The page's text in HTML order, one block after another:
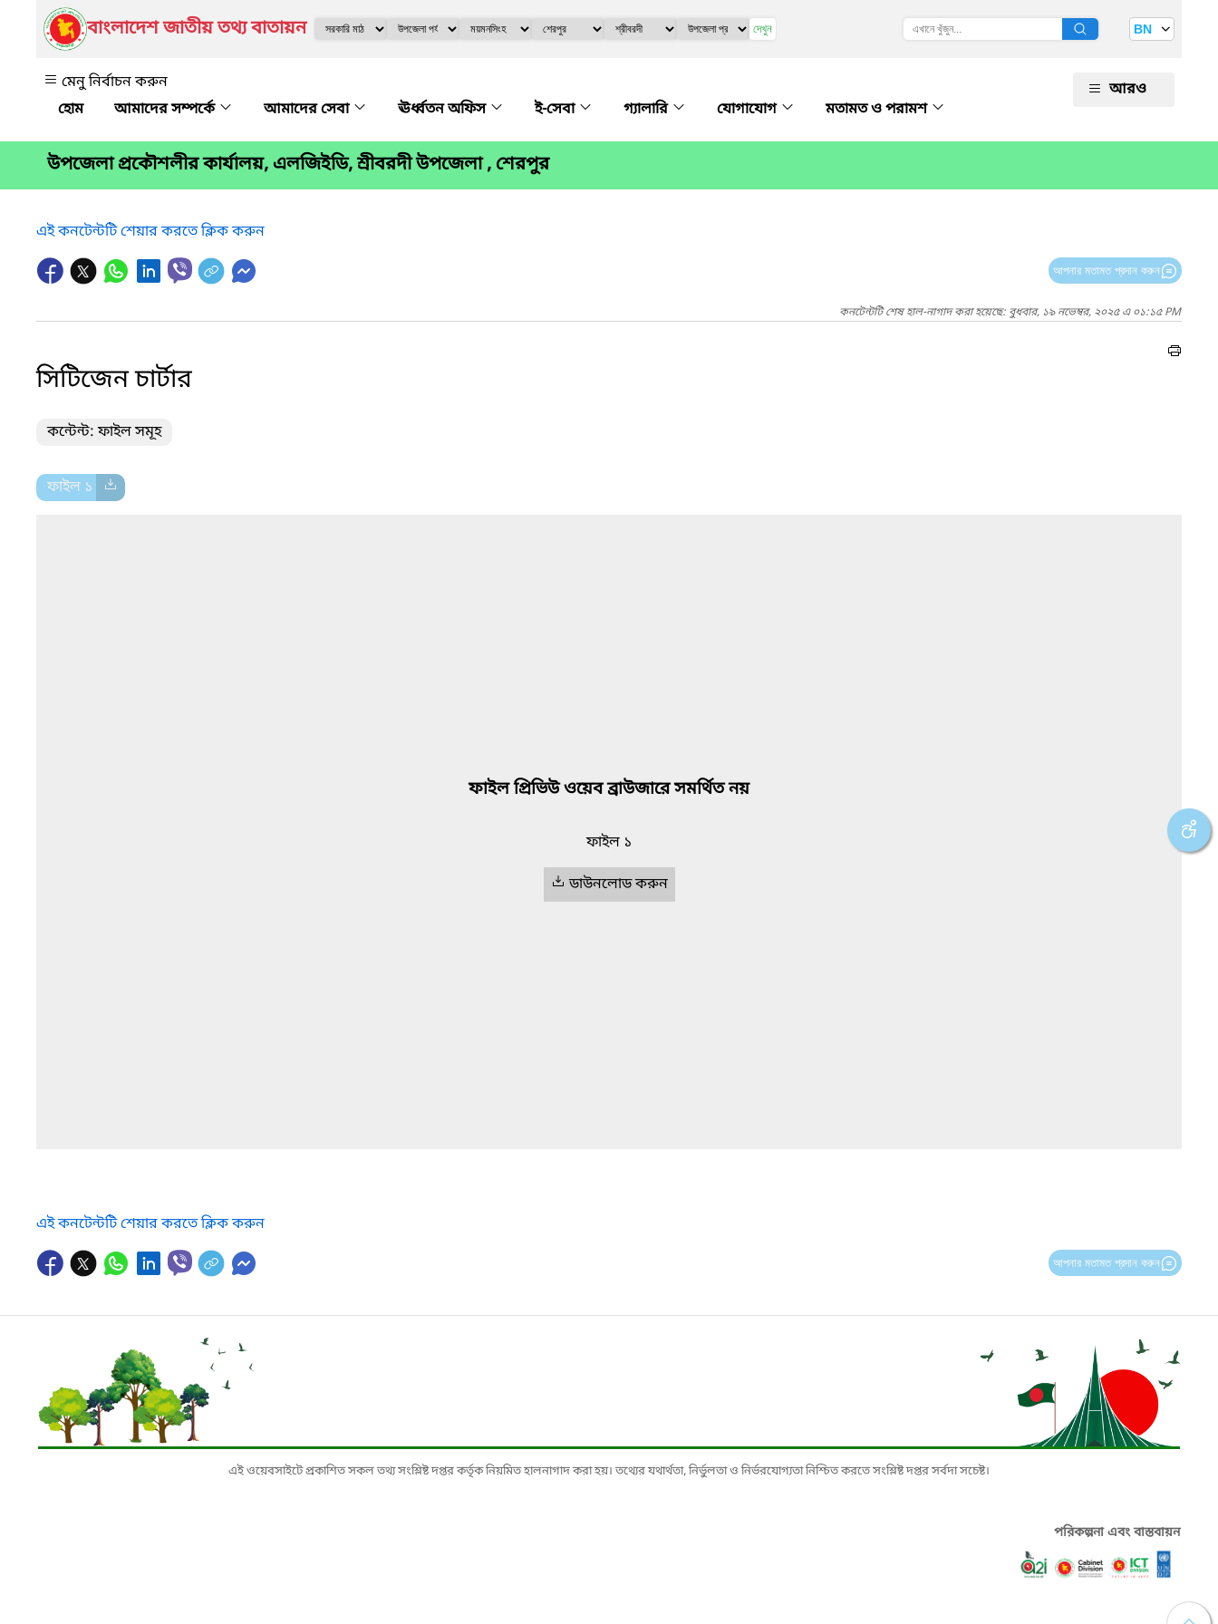
বাংলাদেশ জাতীয় তথ্য বাতায়ন দেখুন BN
মেনু নির্বাচন করুন
আমাদের সম্পর্কে
আমাদের সেবা ঊর্ধ্বতন অফিস ই-সেবা গ্যালারি যোগাযোগ মতামত ও পরামশ
আরও
উপজেলা প্রকৌশলীর কার্যালয়, এলজিইডি, শ্রীবরদী উপজেলা , শেরপুর
এই কনটেন্টটি শেয়ার করতে ক্লিক করুন
আপনার মতামত প্রদান করুন
কনটেন্টটি শেষ হাল-নাগাদ করা হয়েছে: বুধবার, ১৯ নভেম্বর, ২০২৫ এ ০১:১৫ PM
সিটিজেন চার্টার
কন্টেন্ট: ফাইল সমূহ
ফাইল ১
ফাইল প্রিভিউ ওয়েব ব্রাউজারে সমর্থিত নয়
ফাইল ১
ডাউনলোড করুন
এই কনটেন্টটি শেয়ার করতে ক্লিক করুন
আপনার মতামত প্রদান করুন
এই ওয়েবসাইটে প্রকাশিত সকল তথ্য সংশ্লিষ্ট দপ্তর কর্তৃক নিয়মিত হালনাগাদ করা হয়। তথ্যের যথার্থতা, নির্ভুলতা ও নির্ভরযোগ্যতা নিশ্চিত করতে সংশ্লিষ্ট দপ্তর সর্বদা সচেষ্ট।
পরিকল্পনা এবং বাস্তবায়ন